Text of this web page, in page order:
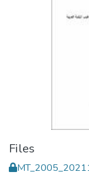
Files